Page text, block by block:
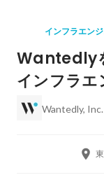
インフラエン
Wantedly
インフラエ
Wantedly, Inc.